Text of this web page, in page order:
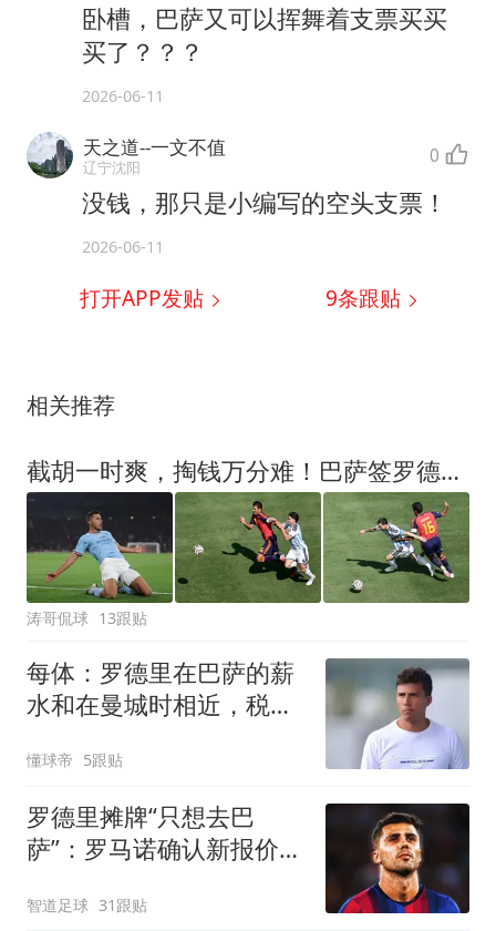
卧槽，巴萨又可以挥舞着支票买买
买了？？？
2026-06-11
天之道--一文不值
辽宁沈阳 0
没钱，那只是小编写的空头支票！
2026-06-11
打开APP发贴 9条跟贴
相关推荐
截胡一时爽，掏钱万分难！巴萨签罗德里，演绎挤牙膏的艺术
涛哥侃球 13跟贴
每体：罗德里在巴萨的薪
水和在曼城时相近，税后
懂球帝 5跟贴
罗德里摊牌“只想去巴
萨”：罗马诺确认新报价即
时？
智道足球 31跟贴